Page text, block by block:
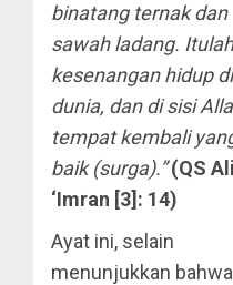
binatang ternak dan
sawah ladang. Itulah
kesenangan hidup di
dunia, dan di sisi
tempat kembali
baik (surga).” (QS Ali
‘Imran [3]: 14)
Ayat ini, selain
menunjukkan